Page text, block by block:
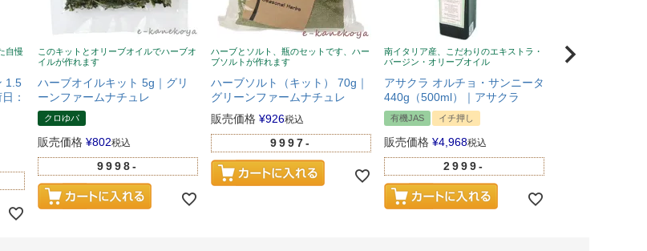
自慢
1.5
：
このキットとオリーブオイルでハーブオ
イルが作れます
ハーブオイルキット 5g｜グリ
ーンファームナチュレ
クロゆパ
販売価格 ¥802税込
9998-
ハーブとソルト、瓶のセットです、ハー
ブソルトが作れます
ハーブソルト（キット） 70g｜
グリーンファームナチュレ
販売価格 ¥926税込
9997-
南イタリア産、こだわりのエキストラ・
バージン・オリーブオイル
アサクラ オルチョ・サンニータ
440g（500ml）｜アサクラ
有機JAS イチ押し
販売価格 ¥4,968税込
2999-
風邪予防に！ニュー
蜂蜜、無添加、クセ